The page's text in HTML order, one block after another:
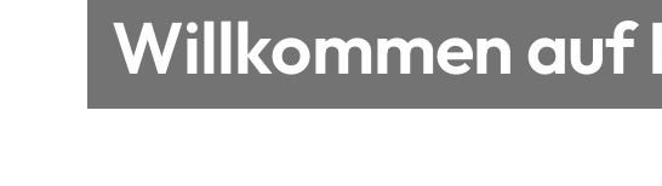
Willkommen auf